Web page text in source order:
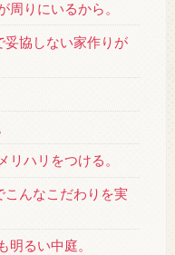
周りにいるから。
妥協しない家作りが
リハリをつける。
こんなこだわりを実
明るい中庭。